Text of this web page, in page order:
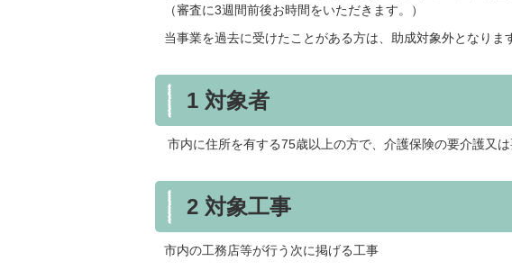
（審査に3週間前後お時間をいただきます。）
当事業を過去に受けたことがある方は、助成対象外となりま
1 対象者
市内に住所を有する75歳以上の方で、介護保険の要介護又
2 対象工事
市内の工務店等が行う次に掲げる工事